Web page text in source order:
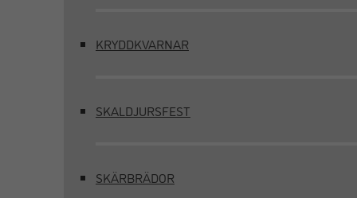
KRYDDKVARNAR
SKALDJURSFEST
SKÄRBRÄDOR